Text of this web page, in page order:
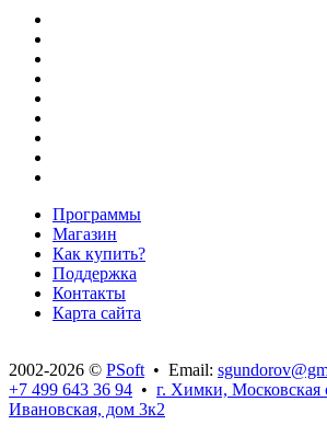
Программы
Магазин
Как купить?
Поддержка
Контакты
Карта сайта
2002-2026 © PSoft • Email:
+7 499 643 36 94 • г. Химки, Московская
Ивановская, дом 3к2